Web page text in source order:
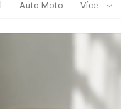
Auto Moto Více